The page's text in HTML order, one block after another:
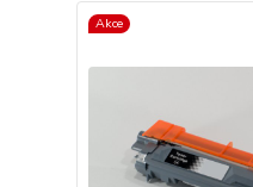
Akce